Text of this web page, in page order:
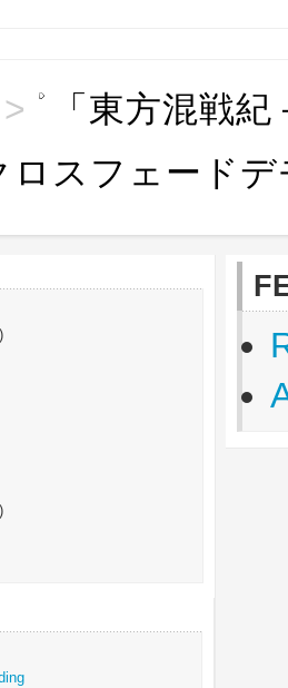
>
「東方混戦
ロスフェード